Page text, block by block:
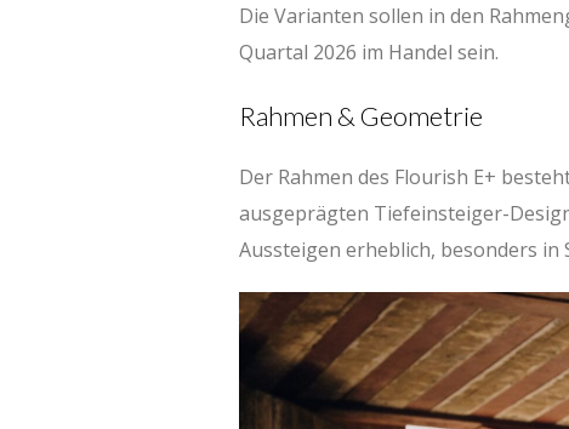
Die Varianten sollen in den
Quartal 2026 im Handel sein.
Rahmen & Geometrie
Der Rahmen des Flourish E+
ausgeprägten Tiefeinsteiger-
Aussteigen erheblich, besonders